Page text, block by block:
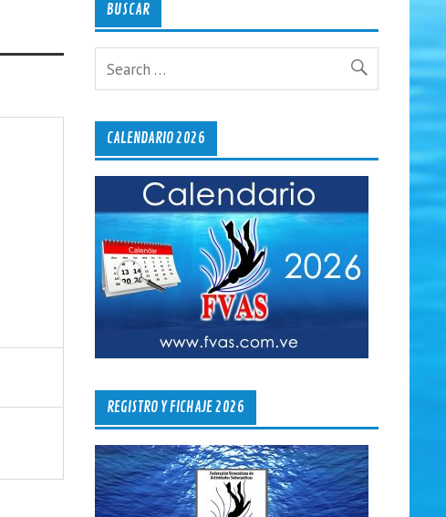
BUSCAR
CALENDARIO 2026
REGISTRO Y FICHAJE 2026